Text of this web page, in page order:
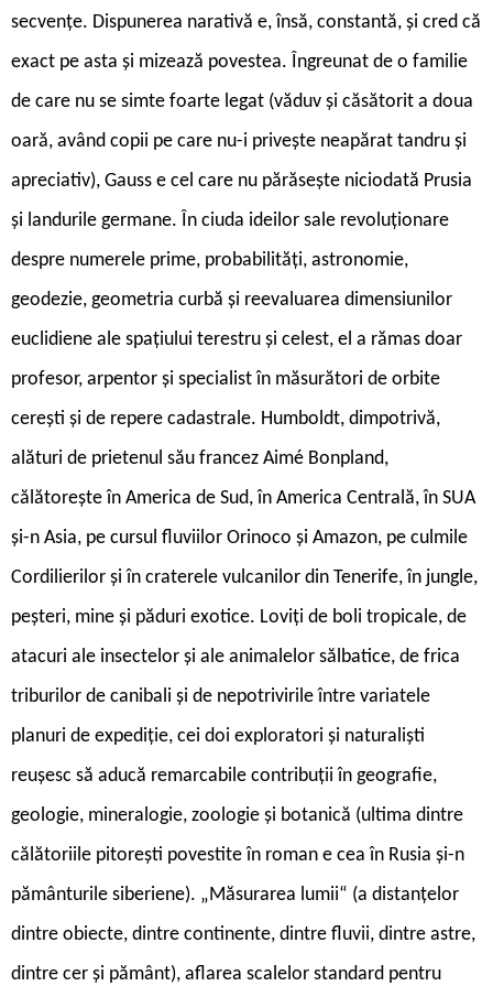
secvențe. Dispunerea narativă e, însă, constantă, și cred că
exact pe asta și mizează povestea. Îngreunat de o familie
de care nu se simte foarte legat (văduv și căsătorit a doua
oară, având copii pe care nu-i privește neapărat tandru și
apreciativ), Gauss e cel care nu părăsește niciodată Prusia
și landurile germane. În ciuda ideilor sale revoluționare
despre numerele prime, probabilități, astronomie,
geodezie, geometria curbă și reevaluarea dimensiunilor
euclidiene ale spațiului terestru și celest, el a rămas doar
profesor, arpentor și specialist în măsurători de orbite
cerești și de repere cadastrale. Humboldt, dimpotrivă,
alături de prietenul său francez Aimé Bonpland,
călătorește în America de Sud, în America Centrală, în SUA
și-n Asia, pe cursul fluviilor Orinoco și Amazon, pe culmile
Cordilierilor și în craterele vulcanilor din Tenerife, în jungle,
peșteri, mine și păduri exotice. Loviți de boli tropicale, de
atacuri ale insectelor și ale animalelor sălbatice, de frica
triburilor de canibali și de nepotrivirile între variatele
planuri de expediție, cei doi exploratori și naturaliști
reușesc să aducă remarcabile contribuții în geografie,
geologie, mineralogie, zoologie și botanică (ultima dintre
călătoriile pitorești povestite în roman e cea în Rusia și-n
pământurile siberiene). „Măsurarea lumii“ (a distanțelor
dintre obiecte, dintre continente, dintre fluvii, dintre astre,
dintre cer și pământ), aflarea scalelor standard pentru